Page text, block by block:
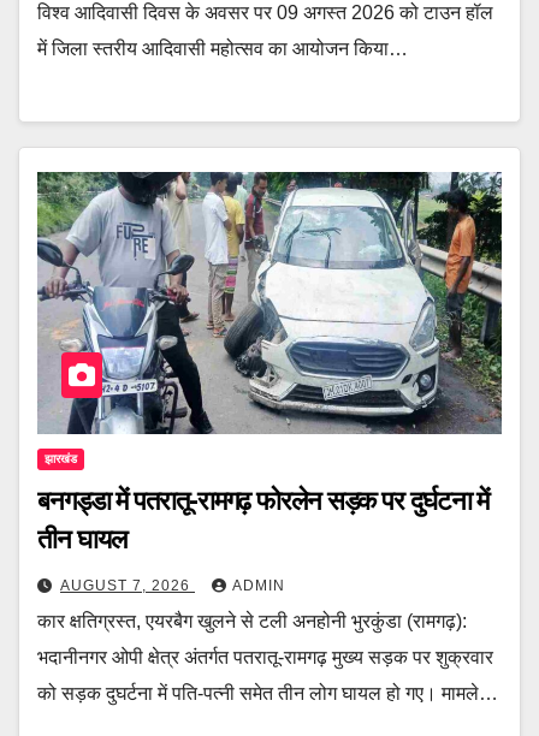
विश्व आदिवासी दिवस के अवसर पर 09 अगस्त 2026 को टाउन हॉल
में जिला स्तरीय आदिवासी महोत्सव का आयोजन किया…
झारखंड
बनगड्डा में पतरातू-रामगढ़ फोरलेन सड़क पर दुर्घटना में
तीन घायल
AUGUST 7, 2026 ADMIN
कार क्षतिग्रस्त, एयरबैग खुलने से टली अनहोनी भुरकुंडा (रामगढ़):
भदानीनगर ओपी क्षेत्र अंतर्गत पतरातू-रामगढ़ मुख्य सड़क पर शुक्रवार
को सड़क दुघर्टना में पति-पत्नी समेत तीन लोग घायल हो गए। मामले…